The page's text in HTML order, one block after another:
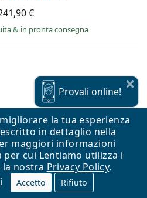
la tua esperienza
in dettaglio nella
maggiori informazioni
cui Lentiamo utilizza i
nostra Privacy Policy.
Accetto Rifiuto
€
& in pronta consegna
Provali online!